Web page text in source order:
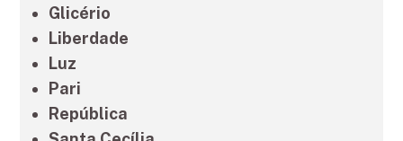
Glicério
Liberdade
Luz
Pari
República